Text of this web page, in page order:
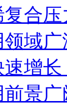
合
域
增
景